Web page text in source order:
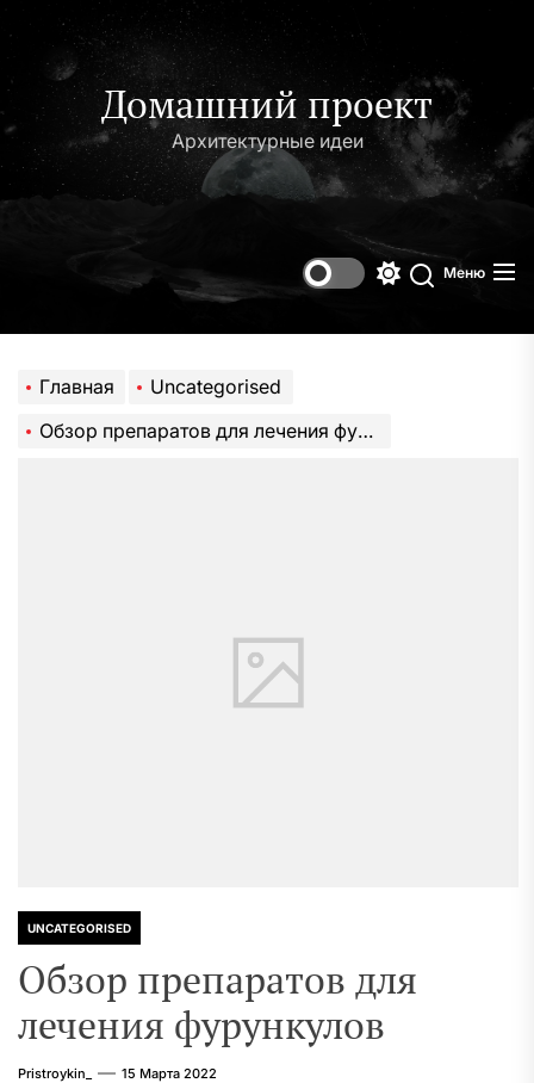
содержимому
Домашний проект
Архитектурные идеи
Поиск
Меню
Главная
Uncategorised
Обзор препаратов для лечения фурункулов
UNCATEGORISED
Обзор препаратов для
лечения фурункулов
Pristroykin_ 15 Марта 2022